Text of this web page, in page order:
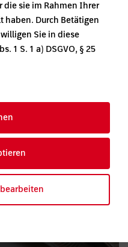
sie im Rahmen Ihrer
haben. Durch Betätigen
Sie in diese
1 S. 1 a) DSGVO, § 25